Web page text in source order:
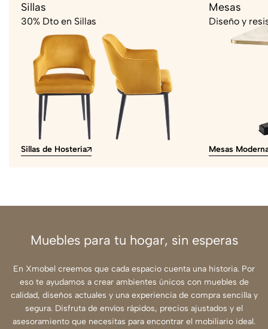
Sillas
30% Dto en Sillas
Sillas de Hostería
Mesas
Diseño y
Mesas
Muebles para tu hogar, sin esperas
En Xmobel creemos que cada espacio cuenta una historia. Por
eso te ayudamos a crear ambientes únicos con muebles de
calidad, diseños actuales y una experiencia de compra sencilla y
segura. Disfruta de envíos rápidos, precios ajustados y el
asesoramiento que necesitas para encontrar el mobiliario ideal.